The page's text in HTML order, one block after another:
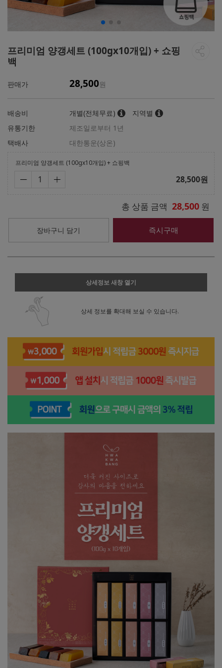
프리미엄 양갱세트 (100gx10개입) + 쇼핑
백
판매가 28,500원
배송비 개별(전체무료)
지역별
유통기한
제조일로부터 1년
택배사
대한통운(상온)
프리미엄 양갱세트 (100gx10개입) + 쇼핑백
28,500원
총 상품 금액 28,500 원
장바구니 담기 즉시구매
상세정보 새창 열기
상세 정보를 확대해 보실 수 있습니다.